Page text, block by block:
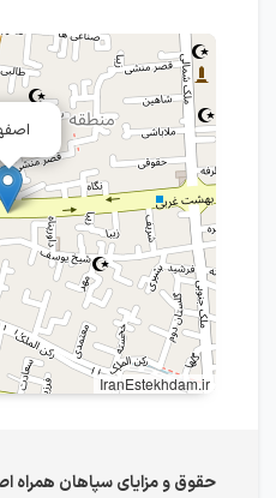
IranEstekhdam.ir
حقوق و مزایای سپاهان همراه